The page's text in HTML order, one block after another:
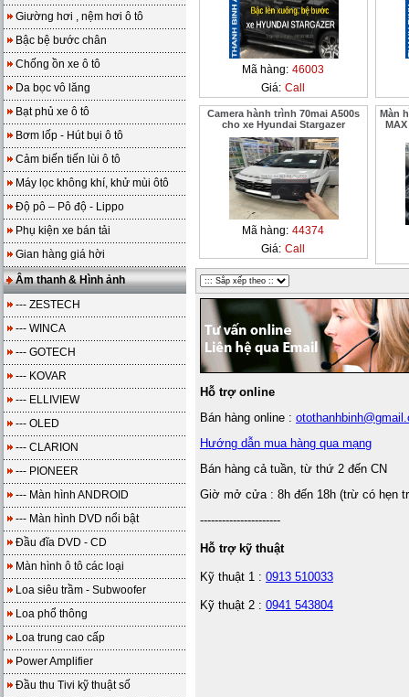
Giường hơi , nệm hơi ô tô
Bậc bệ bước chân
Chống ồn xe ô tô
Da bọc vô lăng
Bạt phủ xe ô tô
Bơm lốp - Hút bụi ô tô
Cảm biến tiến lùi ô tô
Máy lọc không khí, khử mùi ôtô
Độ pô – Pô độ - Lippo
Phụ kiện xe bán tải
Gian hàng giá hời
Âm thanh & Hình ảnh
--- ZESTECH
--- WINCA
--- GOTECH
--- KOVAR
--- ELLIVIEW
--- OLED
--- CLARION
--- PIONEER
--- Màn hình ANDROID
--- Màn hình DVD nổi bật
Đầu đĩa DVD - CD
Màn hình ô tô các loại
Loa siêu trầm - Subwoofer
Loa phổ thông
Loa trung cao cấp
Power Amplifier
Đầu thu Tivi kỹ thuật số
Mã hàng: 46003
Giá: Call
Camera hành trình 70mai A500s
cho xe Hyundai Stargazer
Mã hàng: 44374
Giá: Call
Màn
Hỗ trợ online
Bán hàng online :
Hướng dẫn mua hàng qua mạng
Bán hàng cả tuần, từ thứ 2 đến CN
Giờ mở cửa : 8h đến 18h (trừ có hẹn
----------------------
Hỗ trợ kỹ thuật
Kỹ thuật 1 : 0913 510033
Kỹ thuật 2 : 0941 543804